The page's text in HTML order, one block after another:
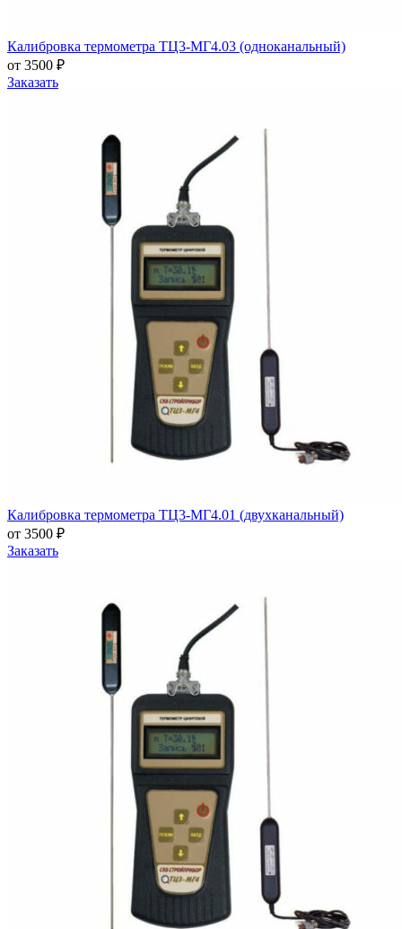
Калибровка термометра ТЦ3-МГ4.03 (одноканальный)
от 3500 ₽
Заказать
Калибровка термометра ТЦ3-МГ4.01 (двухканальный)
от 3500 ₽
Заказать